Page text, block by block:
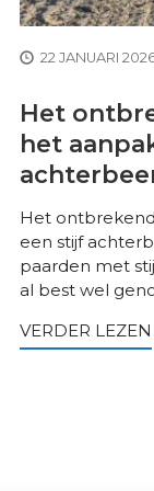
22 JANUARI
Het
het
Het
een stijf
paarden met
al best wel
VERDER LEZEN